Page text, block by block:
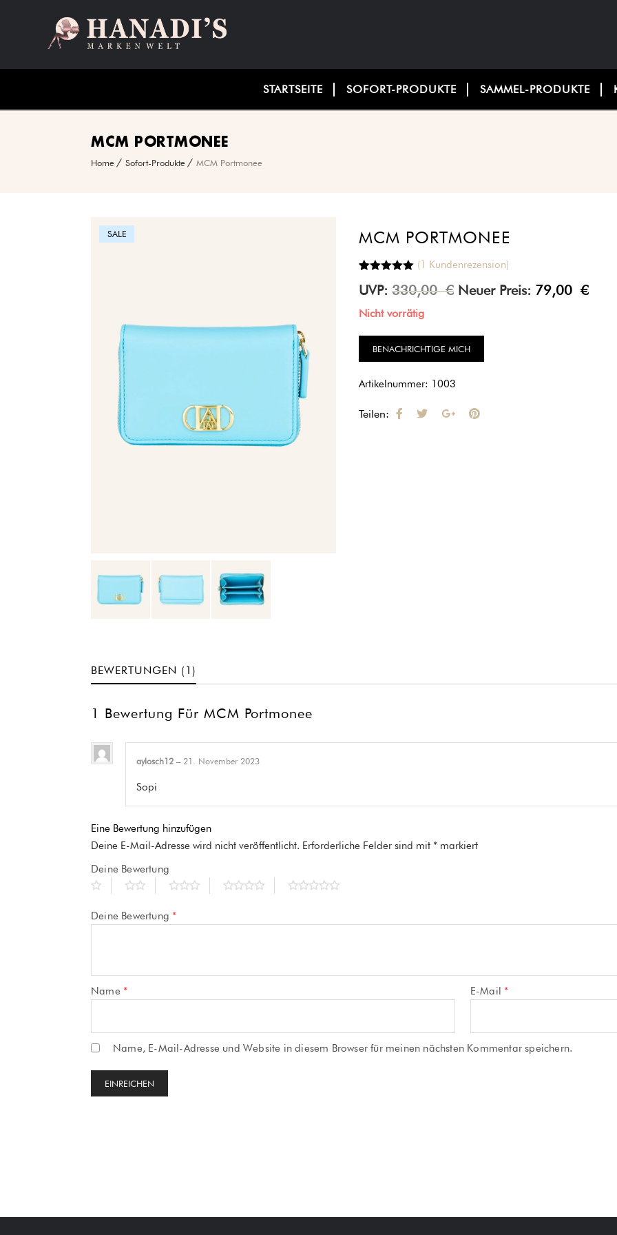
STARTSEITE SOFORT-PRODUKTE SAMMEL-PRODUKTE
MCM PORTMONEE
Home Sofort-Produkte MCM Portmonee
SALE MCM PORTMONEE
5.00 von 5,
auf
Kundenbewertung
(1 Kundenrezension)
UVP: 330,00€ Neuer Preis: 79,00 €
Nicht vorrätig
Artikelnummer: 1003
Teilen:
BEWERTUNGEN (1)
1 Bewertung Für MCM Portmonee
aylosch12 – 21. November 2023
Sopi
Eine Bewertung hinzufügen
Deine E-Mail-Adresse wird nicht veröffentlicht. Erforderliche Felder sind mit * markiert
Deine Bewertung
Deine Bewertung *
Name * E-Mail *
Name, E-Mail-Adresse und Website in diesem Browser für meinen nächsten Kommentar speichern.